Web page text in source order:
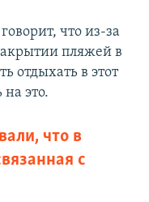
что из-за
пляжей в
отдыхать в этот
это.
что в
с